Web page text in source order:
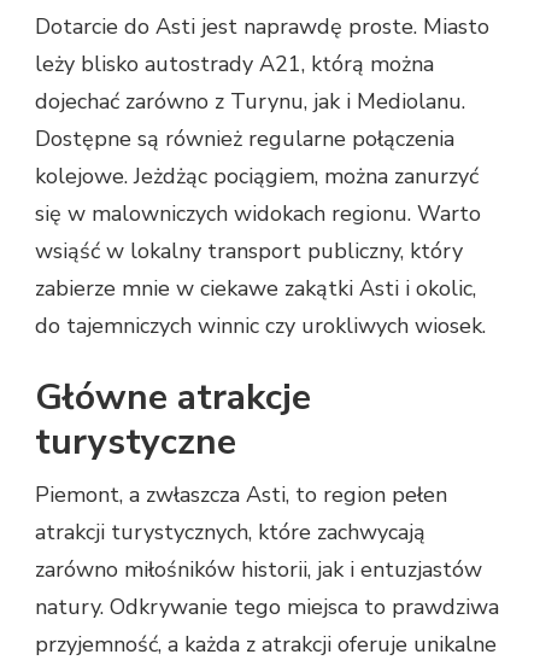
Dotarcie do Asti jest naprawdę proste. Miasto
leży blisko autostrady A21, którą można
dojechać zarówno z Turynu, jak i Mediolanu.
Dostępne są również regularne połączenia
kolejowe. Jeżdżąc pociągiem, można zanurzyć
się w malowniczych widokach regionu. Warto
wsiąść w lokalny transport publiczny, który
zabierze mnie w ciekawe zakątki Asti i okolic,
do tajemniczych winnic czy urokliwych wiosek.
Główne atrakcje
turystyczne
Piemont, a zwłaszcza Asti, to region pełen
atrakcji turystycznych, które zachwycają
zarówno miłośników historii, jak i entuzjastów
natury. Odkrywanie tego miejsca to prawdziwa
przyjemność, a każda z atrakcji oferuje unikalne